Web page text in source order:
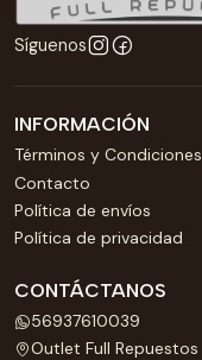
Síguenos
INFORMACIÓN
Términos y Condiciones
Contacto
Política de envíos
Política de privacidad
CONTÁCTANOS
56937610039
Outlet Full Repuestos